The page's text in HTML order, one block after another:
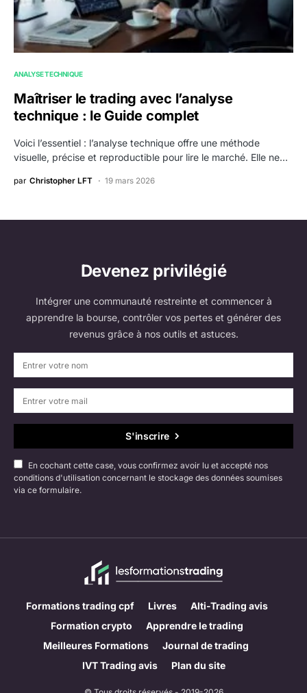
ANALYSE TECHNIQUE
Maîtriser le trading avec l’analyse
technique : le Guide complet
Voici l’essentiel : l’analyse technique offre une méthode
visuelle, précise et reproductible pour lire le marché. Elle ne…
par Christopher LFT 19 mars 2026
Devenez privilégié
Intégrer une communauté restreinte et commencer à
apprendre la bourse, contrôler vos pertes et générer des
revenus grâce à nos outils et astuces.
S'inscrire
En cochant cette case, vous confirmez avoir lu et accepté nos
conditions d'utilisation concernant le stockage des données soumises
via ce formulaire.
Formations trading cpf Livres
Alti-Trading avis
Formation crypto
Apprendre le trading
Meilleures Formations
Journal de trading
IVT Trading avis
Plan du site